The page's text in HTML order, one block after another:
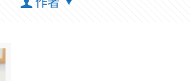
作者